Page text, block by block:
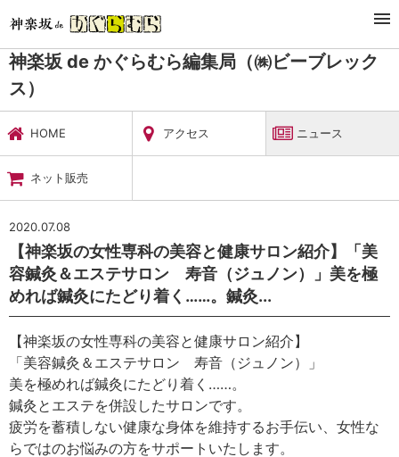
暮らし・娯楽
神楽坂 de かぐらむら編集局（㈱ビーブレックス）
ニュース
神楽坂 de かぐらむら編集局（㈱ビーブレック
ス）
HOME アクセス ニュース
ネット販売
2020.07.08
【神楽坂の女性専科の美容と健康サロン紹介】「美
容鍼灸＆エステサロン 寿音（ジュノン）」美を極
めれば鍼灸にたどり着く……。鍼灸...
【神楽坂の女性専科の美容と健康サロン紹介】
「美容鍼灸＆エステサロン 寿音（ジュノン）」
美を極めれば鍼灸にたどり着く……。
鍼灸とエステを併設したサロンです。
疲労を蓄積しない健康な身体を維持するお手伝い、女性な
らではのお悩みの方をサポートいたします。